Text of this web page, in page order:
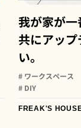
我が家が
共にアッ
い。
# ワークスペース
# DIY
FREAK'S